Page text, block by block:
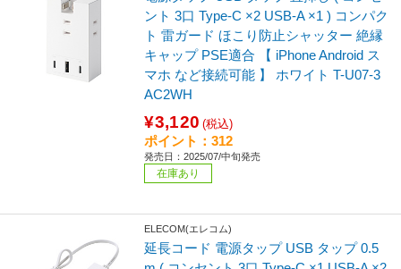
ント 3口 Type-C ×2 USB-A ×1 ) コンパク
ト 雷ガード ほこり防止シャッター 絶縁
キャップ PSE適合 【 iPhone Android ス
マホ など接続可能 】 ホワイト T-U07-3
AC2WH
¥3,120 (税込)
ポイント：312
発売日：2025/07/中旬発売
在庫あり
ELECOM(エレコム)
延長コード 電源タップ USB タップ 0.5